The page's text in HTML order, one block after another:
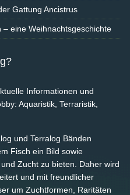
Gattung Ancistrus
eine Weihnachtsgeschichte
Informationen und
Aquaristik, Terraristik,
und Terralog Bänden
Fisch ein Bild sowie
Zucht zu bieten. Daher wird
und mit freundlicher
um Zuchtformen, Raritäten